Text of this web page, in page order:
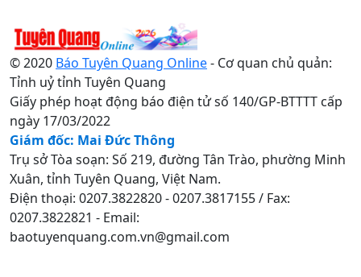
© 2020 Báo Tuyên Quang Online- Cơ quan chủ quản:
Tỉnh uỷ tỉnh Tuyên Quang
Giấy phép hoạt động báo điện tử số 140/GP-BTTTT cấp
ngày 17/03/2022
Giám đốc: Mai Đức Thông
Trụ sở Tòa soạn: Số 219, đường Tân Trào, phường Minh
Xuân, tỉnh Tuyên Quang, Việt Nam.
Điện thoại: 0207.3822820 - 0207.3817155 / Fax:
0207.3822821 - Email:
baotuyenquang.com.vn@gmail.com